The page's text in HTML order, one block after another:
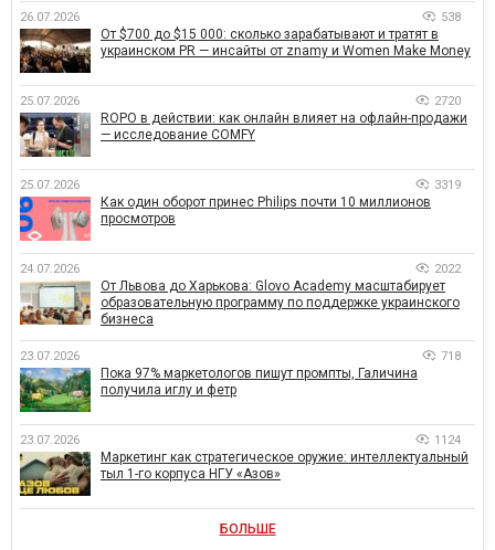
26.07.2026 538
От $700 до $15 000: сколько зарабатывают и тратят в
украинском PR — инсайты от znamy и Women Make Money
25.07.2026 2720
ROPO в действии: как онлайн влияет на офлайн-продажи
— исследование COMFY
25.07.2026 3319
Как один оборот принес Philips почти 10 миллионов
просмотров
24.07.2026 2022
От Львова до Харькова: Glovo Academy масштабирует
образовательную программу по поддержке украинского
бизнеса
23.07.2026 718
Пока 97% маркетологов пишут промпты, Галичина
получила иглу и фетр
23.07.2026 1124
Маркетинг как стратегическое оружие: интеллектуальный
тыл 1-го корпуса НГУ «Азов»
БОЛЬШЕ